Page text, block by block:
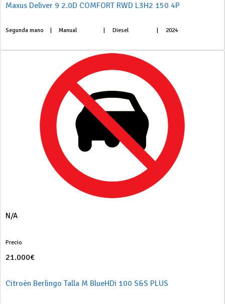
Maxus Deliver 9 2.0D COMFORT RWD L3H2 150 4P
Segunda mano Manual Diesel 2024
N/A
Precio
21.000€
Citroën Berlingo Talla M BlueHDi 100 S&S PLUS